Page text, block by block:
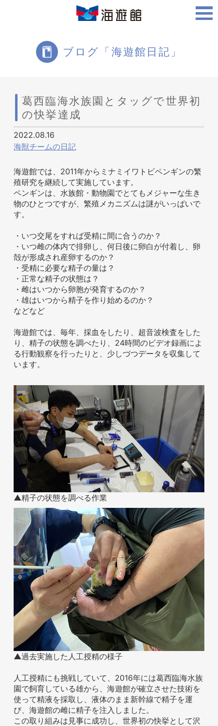
ブログ「海遊館日記」
葛西臨海水族園とタッグで世界初
の快挙達成
2022.08.16
海獣チームの日記
海遊館では、2011年からミナミイワトビペンギンの繁
殖研究を継続して実施しています。
ペンギンは、水族館・動物園でとてもメジャーな生き
物のひとつですが、繁殖メカニズムは謎がいっぱいで
す。
・いつ交尾をすれば受精に間に合うのか？
・いつ雌の体内で排卵し、何日後に卵白が付着し、卵
殻が形成され産卵するのか？
・受精に必要な精子の量は？
・正常な精子の状態は？
・雌はいつから卵胞が発育するのか？
・雄はいつから精子を作り始めるのか？
などなど
海遊館では、毎年、採血をしたり、超音波検査をした
り、精子の状態を調べたり、24時間のビデオ録画によ
る行動観察を行ったりと、少しづつデータを収集して
います。
▲精子の状態を調べる作業
▲過去実施した人工授精の様子
人工授精にも挑戦していて、2016年には葛西臨海水族
園で飼育している雄から、海遊館が確立させた技術を
使って精液を採取し、液体のまま新幹線で精子を運
び、海遊館の雌に精子を注入しました。
この取り組みは見事に成功し、世界初の快挙として沢
生きものを知る
お問い合わせ